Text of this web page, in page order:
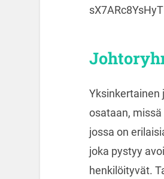
Yksinkertainen
osataan,
jossa on
joka pystyy
henkilöityvät.